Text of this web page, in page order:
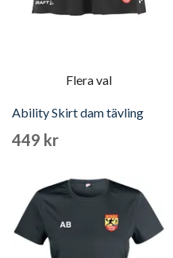
Flera val
Ability Skirt dam tävling
449 kr